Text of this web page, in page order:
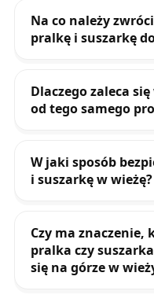
Na co należy
pralkę i suszarkę
Dlaczego zaleca
od tego samego
W jaki sposób
i suszarkę w wieżę?
Czy ma znaczenie,
pralka czy
się na górze w